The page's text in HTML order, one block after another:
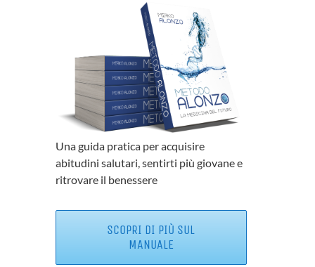
Una guida pratica per acquisire
abitudini salutari, sentirti più giovane e
ritrovare il benessere
SCOPRI DI PIÙ SUL
MANUALE